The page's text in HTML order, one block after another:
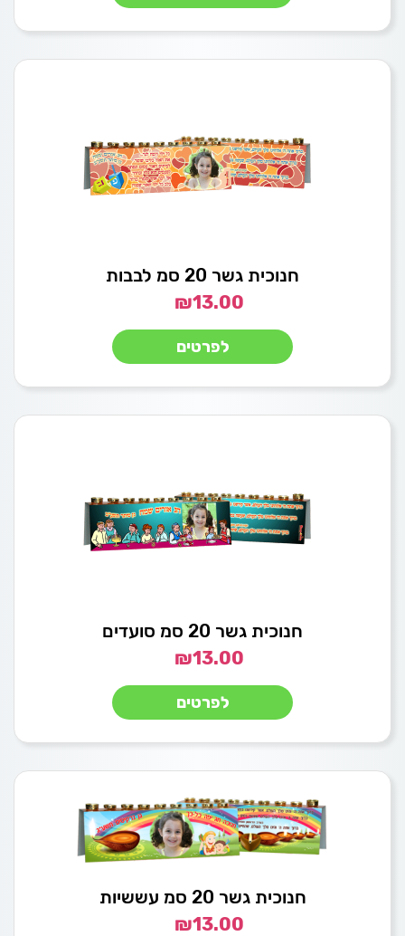
חנוכית גשר 20 סמ לבבות
₪13.00
לפרטים
חנוכית גשר 20 סמ סועדים
₪13.00
לפרטים
חנוכית גשר 20 סמ עששיות
₪13.00